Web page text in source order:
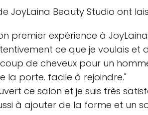
JoyLaina Beauty Studio ont
premier expérience à
ce que je voulais et
de cheveux pour un
la porte. facile à rejoindre."
ce salon et je suis très
à ajouter de la forme et un